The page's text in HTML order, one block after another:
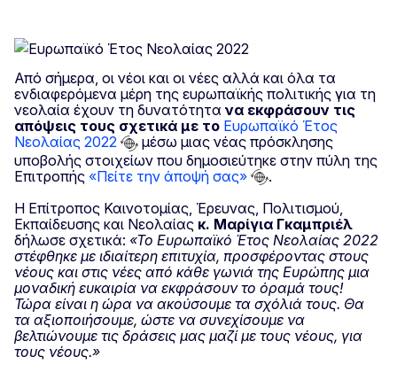
Από σήμερα, οι νέοι και οι νέες αλλά και όλα τα
ενδιαφερόμενα μέρη της ευρωπαϊκής πολιτικής για τη
νεολαία έχουν τη δυνατότητα να εκφράσουν τις
απόψεις τους σχετικά με το Ευρωπαϊκό Έτος
Νεολαίας 2022
μέσω μιας νέας πρόσκλησης
υποβολής στοιχείων που δημοσιεύτηκε στην πύλη της
Επιτροπής «Πείτε την άποψή σας»
.
Η Επίτροπος Καινοτομίας, Έρευνας, Πολιτισμού,
Εκπαίδευσης και Νεολαίας κ. Μαρίγια Γκαμπριέλ
δήλωσε σχετικά: «Το Ευρωπαϊκό Έτος Νεολαίας 2022
στέφθηκε με ιδιαίτερη επιτυχία, προσφέροντας στους
νέους και στις νέες από κάθε γωνιά της Ευρώπης μια
μοναδική ευκαιρία να εκφράσουν το όραμά τους!
Τώρα είναι η ώρα να ακούσουμε τα σχόλιά τους. Θα
τα αξιοποιήσουμε, ώστε να συνεχίσουμε να
βελτιώνουμε τις δράσεις μας μαζί με τους νέους, για
τους νέους.»